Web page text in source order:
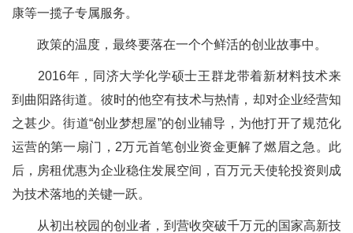
康等一揽子专属服务。
政策的温度，最终要落在一个个鲜活的创业故事中。
2016年，同济大学化学硕士王群龙带着新材料技术来
到曲阳路街道。彼时的他空有技术与热情，却对企业经营知
之甚少。街道“创业梦想屋”的创业辅导，为他打开了规范化
运营的第一扇门，2万元首笔创业资金更解了燃眉之急。此
后，房租优惠为企业稳住发展空间，百万元天使轮投资则成
为技术落地的关键一跃。
从初出校园的创业者，到营收突破千万元的国家高新技